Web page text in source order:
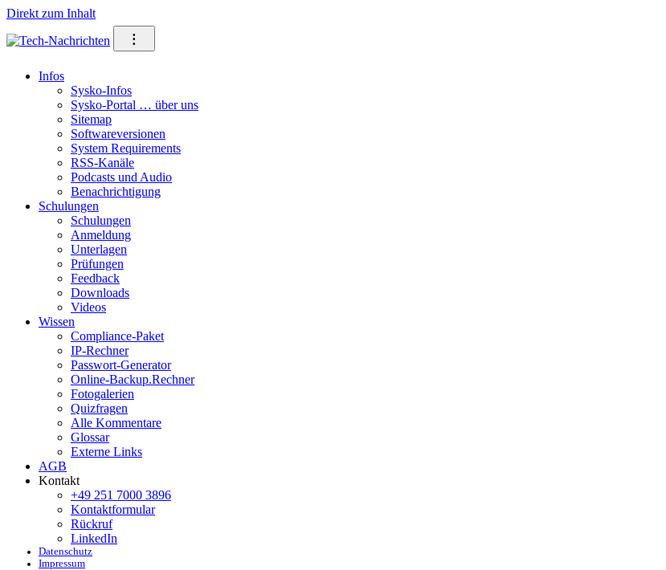
Direkt zum Inhalt
⁝
Infos
Sysko-Infos
Sysko-Portal … über uns
Sitemap
Softwareversionen
System Requirements
RSS-Kanäle
Podcasts und Audio
Benachrichtigung
Schulungen
Schulungen
Anmeldung
Unterlagen
Prüfungen
Feedback
Downloads
Videos
Wissen
Compliance-Paket
IP-Rechner
Passwort-Generator
Online-Backup.Rechner
Fotogalerien
Quizfragen
Alle Kommentare
Glossar
Externe Links
AGB
Kontakt
+49 251 7000 3896
Kontaktformular
Rückruf
LinkedIn
Datenschutz
Impressum